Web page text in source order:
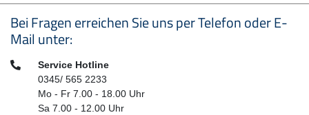
Seitenfußbereich
Bei Fragen erreichen Sie uns per Telefon oder E-
Mail unter:
Telefon:Service Hotline
0345/ 565 2233
Mo - Fr 7.00 - 18.00 Uhr
Sa 7.00 - 12.00 Uhr